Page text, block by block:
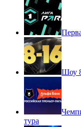
Шоу
тура